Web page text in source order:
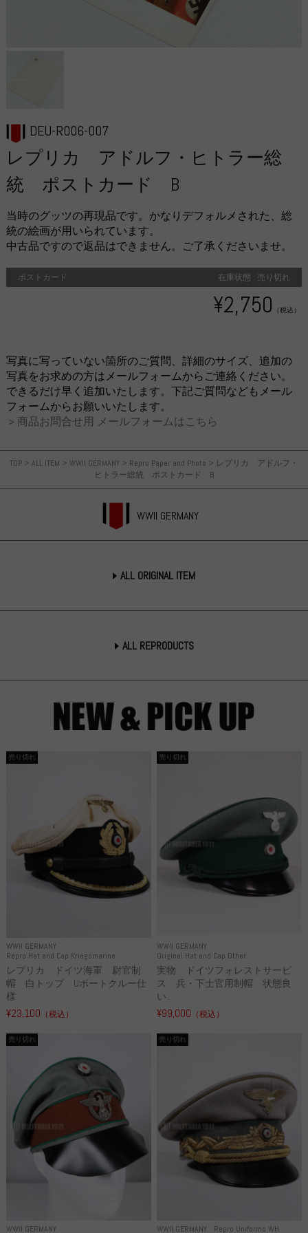
TOP > ALL ITEM > WWII GERMANY > Repro Paper and Photo > レプリカ アドルフ・
ヒトラー総統 ポストカード B
WWII GERMANY
ALL ORIGINAL ITEM
ALL REPRODUCTS
DEU-R006-007
レプリカ アドルフ・ヒトラー総
統 ポストカード B
当時のグッツの再現品です。かなりデフォルメされた、総
統の絵画が用いられています。
中古品ですので返品はできません。ご了承くださいませ。
ポストカード 在庫状態 : 売り切れ
¥2,750 （税込）
写真に写っていない箇所のご質問、詳細のサイズ、追加の
写真をお求めの方はメールフォームからご連絡ください。
できるだけ早く追加いたします。下記ご質問などもメール
フォームからお願いいたします。
＞商品お問合せ用 メールフォームはこちら
WWII GERMANY
Repro Hat and Cap Kriegsmarine
売り切れ
レプリカ ドイツ海軍 尉官制
帽 白トップ Uボートクルー仕
様
¥23,100 （税込）
WWII GERMANY
Original Hat and Cap Other
売り切れ
実物 ドイツフォレストサービ
ス 兵・下士官用制帽 状態良
い...
¥99,000 （税込）
WWII GERMANY
売り切れ
WWII GERMANY Repro Uniforms WH
売り切れ